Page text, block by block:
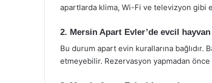
apartlarda klima, Wi-Fi ve televizyon gibi
2. Mersin Apart Evler’de evcil
Bu durum apart evin kurallarına bağlıdır.
etmeyebilir. Rezervasyon yapmadan